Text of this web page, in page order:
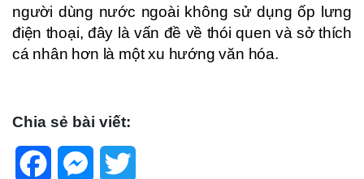
người dùng nước ngoài không sử dụng ốp lưng
điện thoại, đây là vấn đề về thói quen và sở thích
cá nhân hơn là một xu hướng văn hóa.
Chia sẻ bài viết:
FacebookMessenger